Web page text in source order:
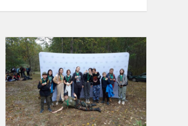
Pasaulinė
gyvūnų
diena
Jaunųjų